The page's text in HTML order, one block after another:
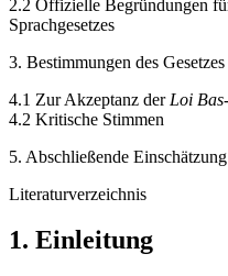
2.2 Offizielle Begründungen
Sprachgesetzes
3. Bestimmungen des Gesetzes
4.1 Zur Akzeptanz der Loi
4.2 Kritische Stimmen
5. Abschließende
Literaturverzeichnis
1. Einleitung